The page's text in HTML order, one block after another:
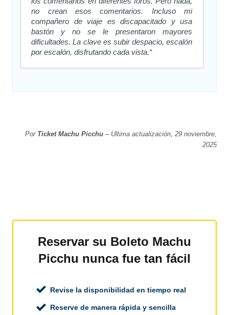
no crean esos comentarios. Incluso mi
compañero de viaje es discapacitado y usa
bastón y no se le presentaron mayores
dificultades. La clave es subir despacio, escalón
por escalón, disfrutando cada vista.“
Por Ticket Machu Picchu– Ultima actualización, 29 noviembre,
2025
Reservar su Boleto Machu
Picchu nunca fue tan fácil
Revise la disponibilidad en tiempo real
Reserve de manera rápida y sencilla